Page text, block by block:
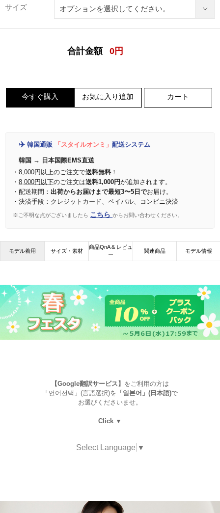
サイズ
合計金額 0 円
今すぐ購入 お気に入り追加 カート
✈️ 韓国通販 「スタイルオンミ」 配送システム
韓国 → 日本国際EMS直送
・ 8,000円以上のご注文で送料無料！
・ 8,000円以下のご注文は送料1,000円が追加されます。
・配送期間： 出荷からお届けまで最短3〜5日でお届け。
・決済手段：クレジットカード、ペイパル、コンビニ決済
※ご不明な点がございましたら こちら からお問い合わせください。
モデル着用 サイズ・素材
商品QnA & レビュ
ー
関連商品 モデル情報
【Google翻訳サービス】 をご利用の方は
「언어선택」(言語選択)を 「일본어」(日本語)で
お選びくださいませ。
Click ▼
Select Language ▼